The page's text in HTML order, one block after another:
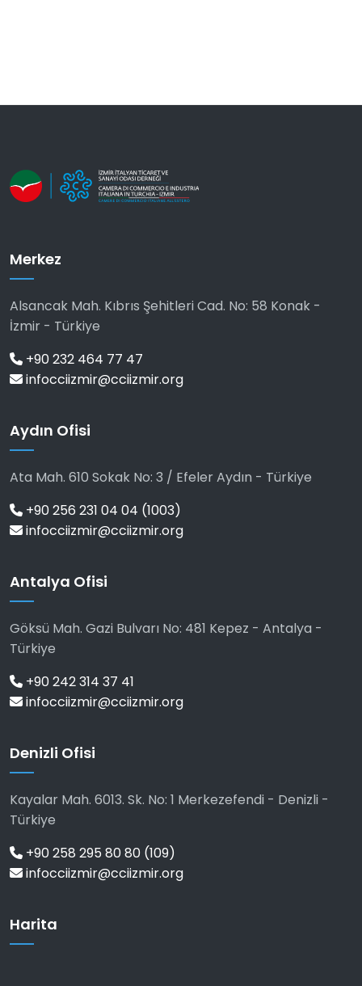
Merkez
Alsancak Mah. Kıbrıs Şehitleri Cad. No: 58 Konak -
İzmir - Türkiye
+90 232 464 77 47
infocciizmir@cciizmir.org
Aydın Ofisi
Ata Mah. 610 Sokak No: 3 / Efeler Aydın - Türkiye
+90 256 231 04 04 (1003)
infocciizmir@cciizmir.org
Antalya Ofisi
Göksü Mah. Gazi Bulvarı No: 481 Kepez - Antalya -
Türkiye
+90 242 314 37 41
infocciizmir@cciizmir.org
Denizli Ofisi
Kayalar Mah. 6013. Sk. No: 1 Merkezefendi - Denizli -
Türkiye
+90 258 295 80 80 (109)
infocciizmir@cciizmir.org
Harita